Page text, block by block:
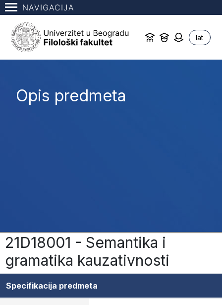
NAVIGACIJA
lat
Opis predmeta
21D18001 - Semantika i
gramatika kauzativnosti
Specifikacija predmeta